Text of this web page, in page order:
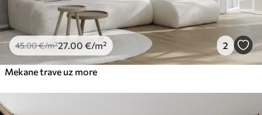
45.00€/m²27 .00 €/m² 2
Mekane trave uz more